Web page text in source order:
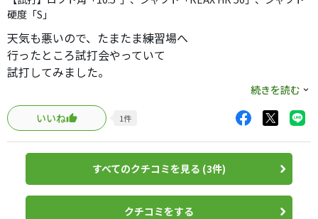
るだけに、売れるのが厳しいモデルになるかなと思いま
・総評
曲がりづらさは高いですが、440Kの出来が良いだけに、比
飛距離面でも、コアモデルやLSには適わないので、立ち位
置として厳しいモデルかと。
悪いヘッドでは無いですが、周囲にいる対抗馬が強いって
感じがしました。
参考になれば。
硬度「S」
天気も悪いので、たまたま練習場へ
行ったところ試打会やっていて
試打してみました。
コアモデルとMAXが有り両方
試打してみました。
QI10MAXよりは捕まらずな感じ
ヘッドスピード少し上げると
やはり捕まりますので
続きを読む
いいね
1件
すべてのクチコミを見る (3件)
クチコミをする